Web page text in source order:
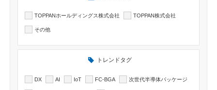
TOPPANホールディングス株式会社 TOPPAN株式会社
その他
トレンドタグ
DX AI IoT FC-BGA 次世代半導体パッケージ